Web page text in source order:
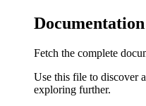
Fetch the complete
Use this file to discover
exploring further.